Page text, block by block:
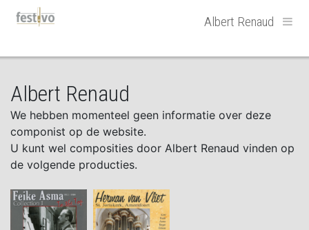
Hoofdnavigatie Albert Renaud
Albert Renaud
We hebben momenteel geen informatie over deze
componist op de website.
U kunt wel composities door Albert Renaud vinden op
de volgende producties.